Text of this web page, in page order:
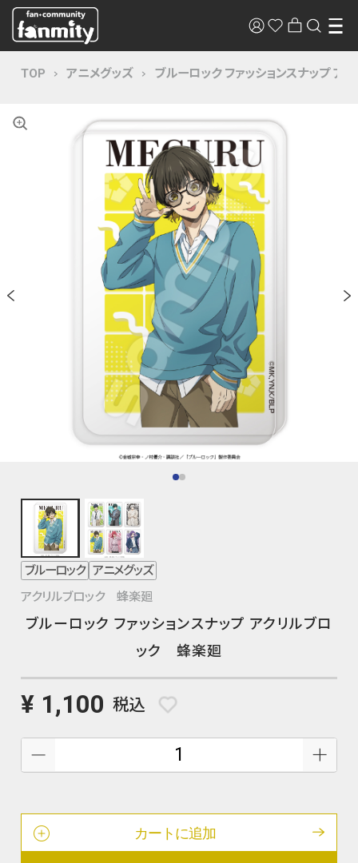
TOP アニメグッズ ブルーロック ファッションスナップ ア
ブルーロック アニメグッズ
アクリルブロック 蜂楽廻
ブルーロック ファッションスナップ アクリルブロ
ック 蜂楽廻
¥ 1,100 税込
カートに追加